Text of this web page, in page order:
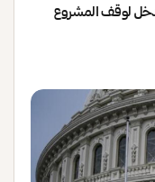
لوقف المشروع